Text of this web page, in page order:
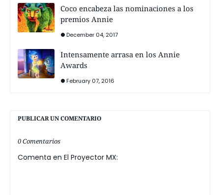
Coco encabeza las nominaciones a los
premios Annie
December 04, 2017
Intensamente arrasa en los Annie
Awards
February 07, 2016
PUBLICAR UN COMENTARIO
0 Comentarios
Comenta en El Proyector MX: